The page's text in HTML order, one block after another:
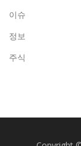
이슈
정보
주식